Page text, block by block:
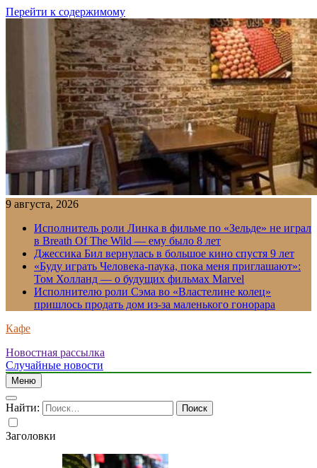
Перейти к содержимому
9 августа, 2026
Исполнитель роли Линка в фильме по «Зельде» не играл
в Breath Of The Wild — ему было 8 лет
Джессика Бил вернулась в большое кино спустя 9 лет
«Буду играть Человека-паука, пока меня приглашают»:
Том Холланд — о будущих фильмах Marvel
Исполнителю роли Сэма во «Властелине колец»
пришлось продать дом из-за маленького гонорара
Кафе
Новостная рассылка
Случайные новости
Меню
Найти:
Заголовки